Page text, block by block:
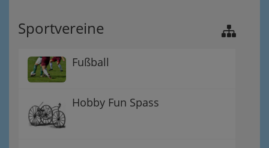
Sportvereine
Fußball
Hobby Fun Spass